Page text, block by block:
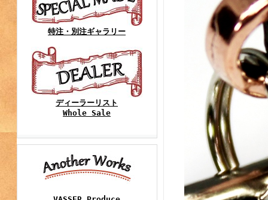
特注・別注ギャラリー
ディーラーリスト
Whole Sale